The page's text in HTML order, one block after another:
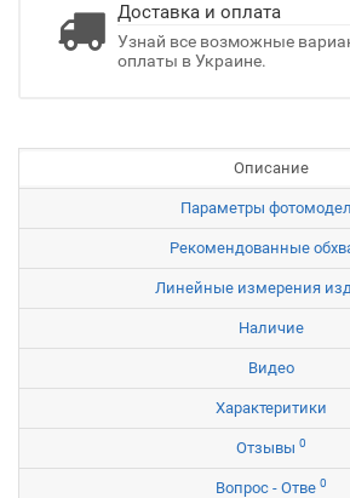
Доставка и оплата
Узнай все возможные
оплаты в Украине.
Описание
Параметры
Рекомендованные
Линейные измерения
Наличие
Видео
Характеритики
Отзывы 0
Вопрос - Отве 0